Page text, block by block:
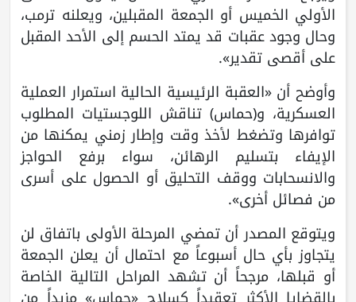
الأولي الخميس أو الجمعة المقبلين، ويعلنه ترمب،
وحال وجود عقبات قد يمتد الحسم إلى الأحد المقبل
على أقصى تقدير».
وأوضح أن «العقبة الرئيسية الحالية استمرار العملية
العسكرية، و(حماس) تناقش اللوجستيات المطلوب
توافرها وتضغط لأخذ وقت وإطار زمني يمكنها من
الإيفاء بتسليم الرهائن، سواء برفع الحواجز
والانسحابات ووقف التحليق أو الحصول على أسرى
من فصائل أخرى».
ويتوقع المصدر أن تمضي المرحلة الأولى باتفاق لن
يتجاوز بأي حال أسبوعاً مع احتمال أن يعلن الجمعة
أو قبلها، مرجحاً أن تشهد المراحل التالية الخاصة